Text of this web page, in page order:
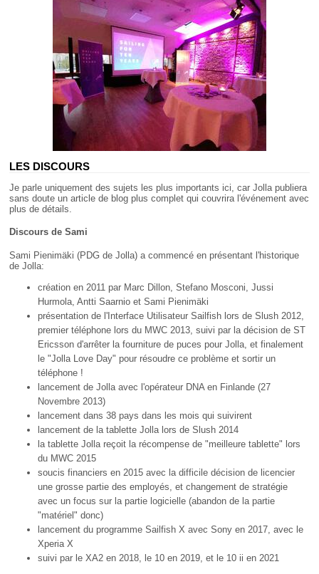
LES DISCOURS
Je parle uniquement des sujets les plus importants ici, car Jolla publiera
sans doute un article de blog plus complet qui couvrira l'événement avec
plus de détails.
Discours de Sami
Sami Pienimäki (PDG de Jolla) a commencé en présentant l'historique
de Jolla:
création en 2011 par Marc Dillon, Stefano Mosconi, Jussi
Hurmola, Antti Saarnio et Sami Pienimäki
présentation de l'Interface Utilisateur Sailfish lors de Slush 2012,
premier téléphone lors du MWC 2013, suivi par la décision de ST
Ericsson d'arrêter la fourniture de puces pour Jolla, et finalement
le "Jolla Love Day" pour résoudre ce problème et sortir un
téléphone !
lancement de Jolla avec l'opérateur DNA en Finlande (27
Novembre 2013)
lancement dans 38 pays dans les mois qui suivirent
lancement de la tablette Jolla lors de Slush 2014
la tablette Jolla reçoit la récompense de "meilleure tablette" lors
du MWC 2015
soucis financiers en 2015 avec la difficile décision de licencier
une grosse partie des employés, et changement de stratégie
avec un focus sur la partie logicielle (abandon de la partie
"matériel" donc)
lancement du programme Sailfish X avec Sony en 2017, avec le
Xperia X
suivi par le XA2 en 2018, le 10 en 2019, et le 10 ii en 2021